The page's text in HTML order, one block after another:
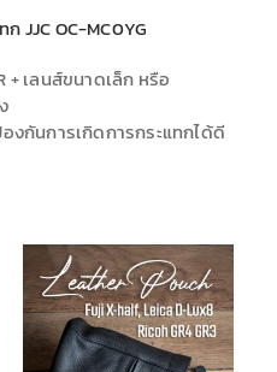
JJC OC-MC0YG
+ เลนส์ขนาดเล็ก หรือ
งกันการเกิดการกระแทกได้ดี